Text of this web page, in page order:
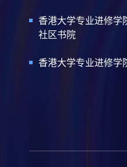
香港大学专业进修学
社区书院
香港大学专业进修学